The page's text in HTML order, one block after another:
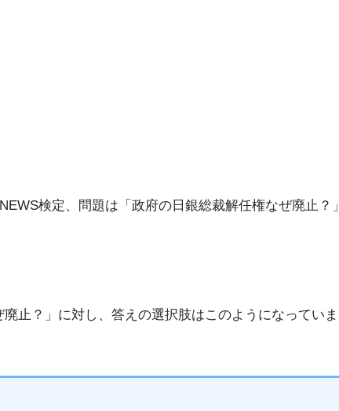
検定、問題は「政府の日銀総裁解任権なぜ廃止？」
止？」に対し、答えの選択肢はこのようになっていま